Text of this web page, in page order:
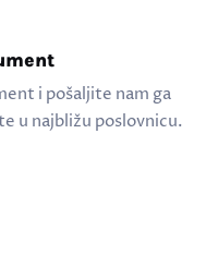
i pošaljite nam ga
u najbližu poslovnicu.